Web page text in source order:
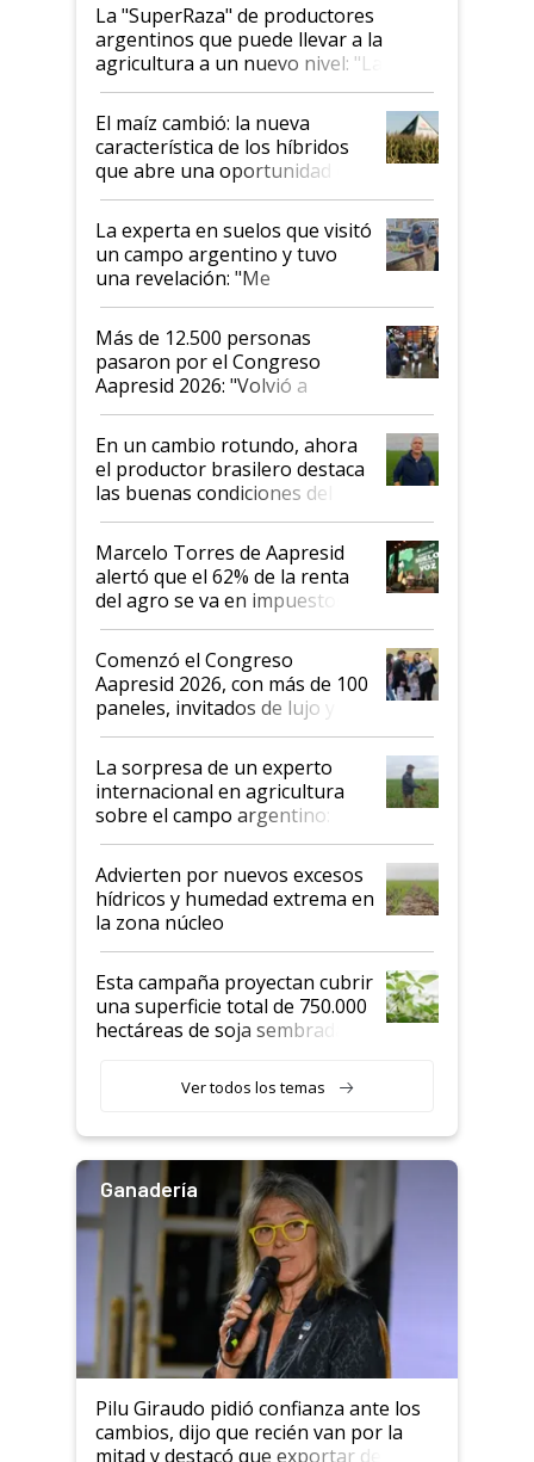
La "SuperRaza" de productores
argentinos que puede llevar a la
agricultura a un nuevo nivel: "Las
posibilidades de crecimiento son
infinitas"
El maíz cambió: la nueva
característica de los híbridos
que abre una oportunidad en
el lote
La experta en suelos que visitó
un campo argentino y tuvo
una revelación: "Me
impresionó mucho"
Más de 12.500 personas
pasaron por el Congreso
Aapresid 2026: "Volvió a
demostrar que hablar del
suelo es hablar de todo el
sistema productivo"
En un cambio rotundo, ahora
el productor brasilero destaca
las buenas condiciones del
agro argentino para invertir:
"Los veo más motivados"
Marcelo Torres de Aapresid
alertó que el 62% de la renta
del agro se va en impuestos:
"No es bueno que en
Argentina se sigan discutiendo
las mismas cosas de hace 50
años"
Comenzó el Congreso
Aapresid 2026, con más de 100
paneles, invitados de lujo y
todas las tendencias
La sorpresa de un experto
internacional en agricultura
sobre el campo argentino:
"Estoy muy impresionado"
Advierten por nuevos excesos
hídricos y humedad extrema en
la zona núcleo
Esta campaña proyectan cubrir
una superficie total de 750.000
hectáreas de soja sembradas
variedades que marcan un
salto tecnológico en genética y
Ver todos los temas
Ganadería
Pilu Giraudo pidió confianza ante los
cambios, dijo que recién van por la
mitad y destacó que exportar dejó de